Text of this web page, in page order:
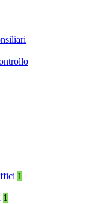
1
1